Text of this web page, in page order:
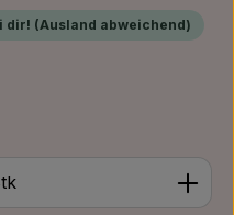
dir! (Ausland abweichend)
Wert ein